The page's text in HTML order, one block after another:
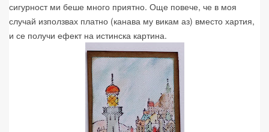
сигурност ми беше много приятно. Още повече, че в моя
случай използвах платно (канава му викам аз) вместо хартия,
и се получи ефект на истинска картина.